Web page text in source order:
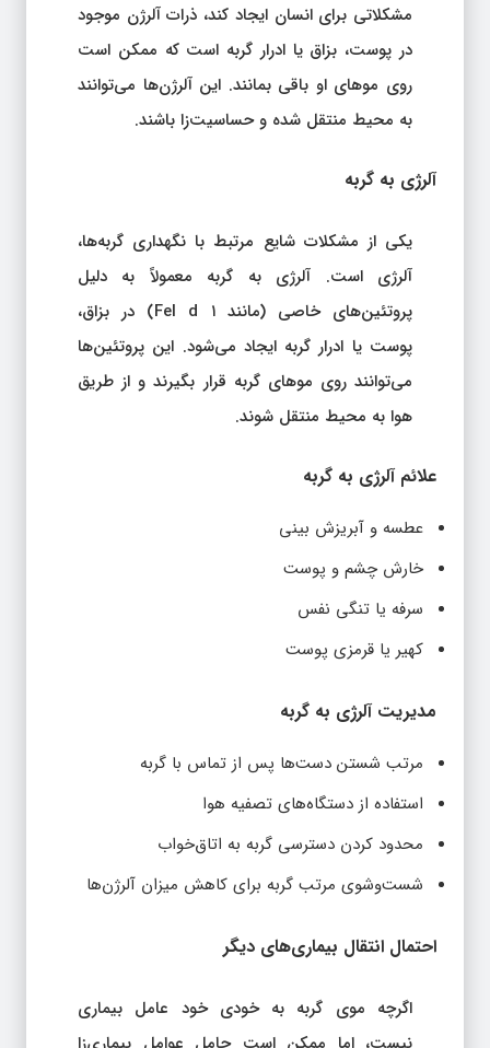
مشکلاتی برای انسان ایجاد کند، ذرات آلرژن موجود
در پوست، بزاق یا ادرار گربه است که ممکن است
روی موهای او باقی بمانند. این آلرژن‌ها می‌توانند
به محیط منتقل شده و حساسیت‌زا باشند.
آلرژی به گربه
یکی از مشکلات شایع مرتبط با نگهداری گربه‌ها،
آلرژی است. آلرژی به گربه معمولاً به دلیل
پروتئین‌های خاصی (مانند Fel d ۱) در بزاق،
پوست یا ادرار گربه ایجاد می‌شود. این پروتئین‌ها
می‌توانند روی موهای گربه قرار بگیرند و از طریق
هوا به محیط منتقل شوند.
علائم آلرژی به گربه
عطسه و آبریزش بینی
خارش چشم و پوست
سرفه یا تنگی نفس
کهیر یا قرمزی پوست
مدیریت آلرژی به گربه
مرتب شستن دست‌ها پس از تماس با گربه
استفاده از دستگاه‌های تصفیه هوا
محدود کردن دسترسی گربه به اتاق‌خواب
شست‌وشوی مرتب گربه برای کاهش میزان آلرژن‌ها
احتمال انتقال بیماری‌های دیگر
اگرچه موی گربه به خودی خود عامل بیماری